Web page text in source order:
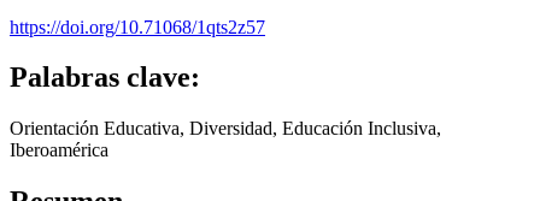
https://doi.org/10.71068/1qts2z57
Palabras clave:
Orientación Educativa, Diversidad, Educación Inclusiva,
Iberoamérica